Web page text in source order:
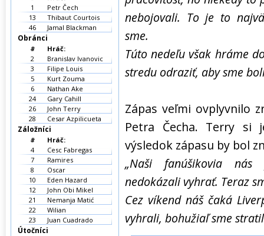
nebojovali. To je to
sme.
Túto nedeľu však hráme
stredu odraziť, aby sme
Zápas veľmi ovplyvnilo
Petra Čecha. Terry
výsledok zápasu by bol
„Naši fanúšikovia nás
nedokázali vyhrať. Teraz
Cez víkend náš čaká
vyhrali, bohužiaľ sme
1
Petr Čech
13
Thibaut Courtois
46
Jamal Blackman
Obránci
#
Hráč:
2
Branislav Ivanovic
3
Filipe Louis
5
Kurt Zouma
6
Nathan Ake
24
Gary Cahill
26
John Terry
28
Cesar Azpilicueta
Záložníci
#
Hráč:
4
Cesc Fabregas
7
Ramires
8
Oscar
10
Eden Hazard
12
John Obi Mikel
21
Nemanja Matić
22
Wilian
23
Juan Cuadrado
Útočníci